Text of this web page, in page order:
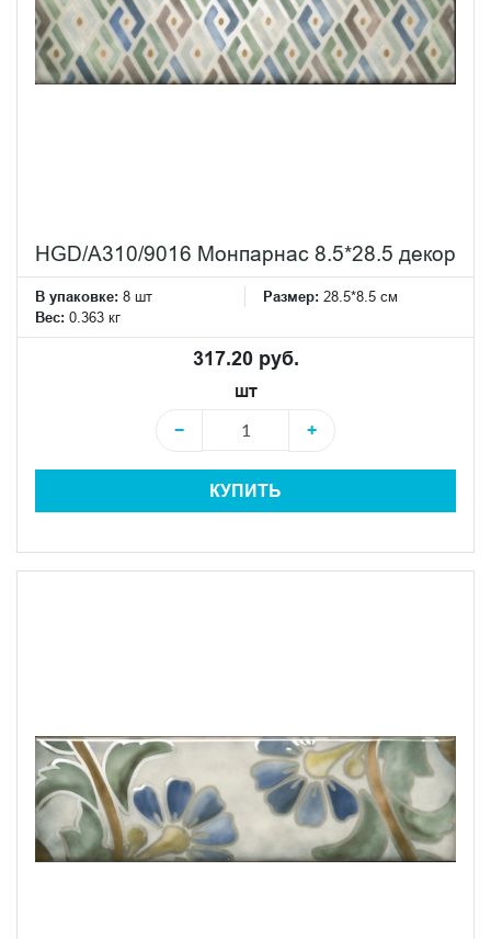
HGD/A310/9016 Монпарнас 8.5*28.5 декор
В упаковке: 8 шт Размер: 28.5*8.5 см
Вес: 0.363 кг
317.20 руб.
шт
−
+
КУПИТЬ